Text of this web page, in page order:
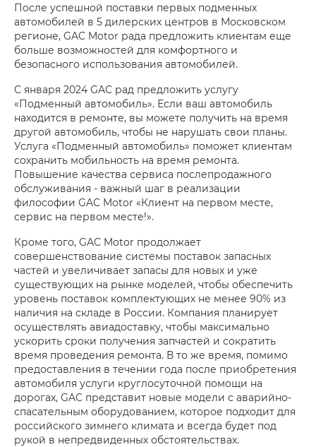
После успешной поставки первых подменных
автомобилей в 5 дилерских центров в Московском
регионе, GAC Motor рада предложить клиентам еще
больше возможностей для комфортного и
безопасного использования автомобилей.
С января 2024 GAC рад предложить услугу
«Подменный автомобиль». Если ваш автомобиль
находится в ремонте, вы можете получить на время
другой автомобиль, чтобы не нарушать свои планы.
Услуга «Подменный автомобиль» поможет клиентам
сохранить мобильность на время ремонта.
Повышение качества сервиса послепродажного
обслуживания - важный шаг в реализации
философии GAC Motor «Клиент на первом месте,
сервис на первом месте!».
Кроме того, GAC Motor продолжает
совершенствование системы поставок запасных
частей и увеличивает запасы для новых и уже
существующих на рынке моделей, чтобы обеспечить
уровень поставок комплектующих не менее 90% из
наличия на складе в России. Компания планирует
осуществлять авиадоставку, чтобы максимально
ускорить сроки получения запчастей и сократить
время проведения ремонта. В то же время, помимо
предоставления в течении года после приобретения
автомобиля услуги круглосуточной помощи на
дорогах, GAC представит новые модели с аварийно-
спасательным оборудованием, которое подходит для
российского зимнего климата и всегда будет под
рукой в непредвиденных обстоятельствах.